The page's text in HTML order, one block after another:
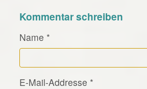
Kommentar schreiben
Name *
E-Mail-Addresse *